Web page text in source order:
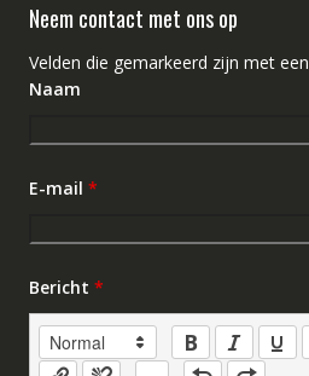
Neem contact met ons op
Velden die gemarkeerd zijn met een
Naam
E-mail *
Bericht *